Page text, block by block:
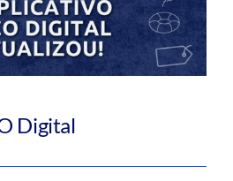
Digital